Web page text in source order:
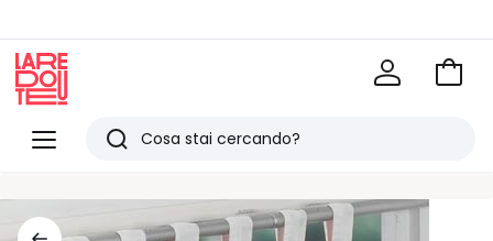
Menu
Redoute
Ricerca
Vai